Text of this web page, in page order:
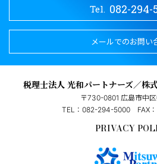
Tel. 082-294-
メールでのお問い
税理士法人 光和パートナーズ／株
〒730-0801 広島市中
TEL：082-294-5000
FAX
PRIVACY